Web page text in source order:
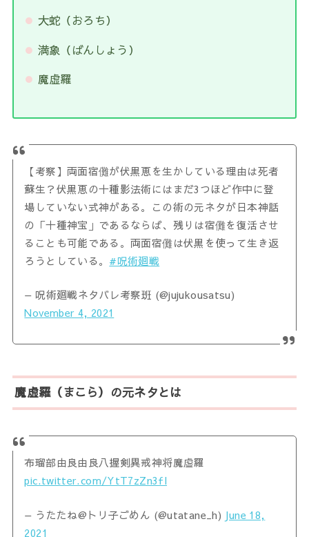
大蛇（おろち）
満象（ばんしょう）
魔虚羅
【考察】両面宿儺が伏黒恵を生かしている理由は死者
蘇生？伏黒恵の十種影法術にはまだ3つほど作中に登
場していない式神がある。この術の元ネタが日本神話
の「十種神宝」であるならば、残りは宿儺を復活させ
ることも可能である。両面宿儺は伏黒を使って生き返
ろうとしている。 #呪術廻戦
— 呪術廻戦ネタバレ考察班 (@jujukousatsu)
November 4, 2021
魔虚羅（まこら）の元ネタとは
布瑠部由良由良八握剣異戒神将魔虚羅
pic.twitter.com/YtT7zZn3fl
— うたたね@トリ子ごめん (@utatane_h) June 18,
2021